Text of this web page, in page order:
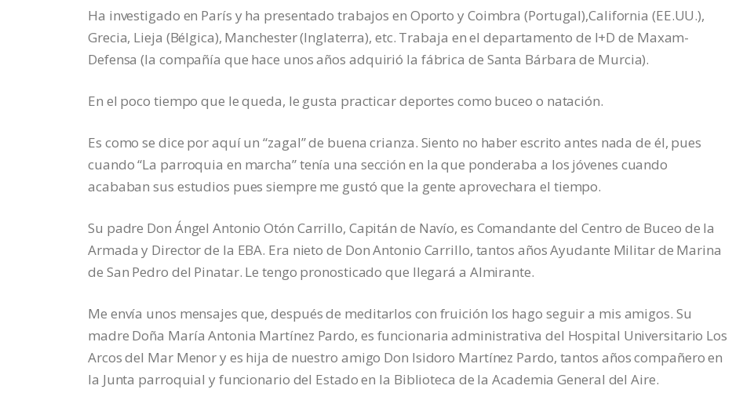
Ha investigado en París y ha presentado trabajos en Oporto y Coimbra (Portugal),California (EE.UU.),
Grecia, Lieja (Bélgica), Manchester (Inglaterra), etc. Trabaja en el departamento de I+D de Maxam-
Defensa (la compañía que hace unos años adquirió la fábrica de Santa Bárbara de Murcia).
En el poco tiempo que le queda, le gusta practicar deportes como buceo o natación.
Es como se dice por aquí un “zagal” de buena crianza. Siento no haber escrito antes nada de él, pues
cuando “La parroquia en marcha” tenía una sección en la que ponderaba a los jóvenes cuando
acababan sus estudios pues siempre me gustó que la gente aprovechara el tiempo.
Su padre Don Ángel Antonio Otón Carrillo, Capitán de Navío, es Comandante del Centro de Buceo de la
Armada y Director de la EBA. Era nieto de Don Antonio Carrillo, tantos años Ayudante Militar de Marina
de San Pedro del Pinatar. Le tengo pronosticado que llegará a Almirante.
Me envía unos mensajes que, después de meditarlos con fruición los hago seguir a mis amigos. Su
madre Doña María Antonia Martínez Pardo, es funcionaria administrativa del Hospital Universitario Los
Arcos del Mar Menor y es hija de nuestro amigo Don Isidoro Martínez Pardo, tantos años compañero en
la Junta parroquial y funcionario del Estado en la Biblioteca de la Academia General del Aire.